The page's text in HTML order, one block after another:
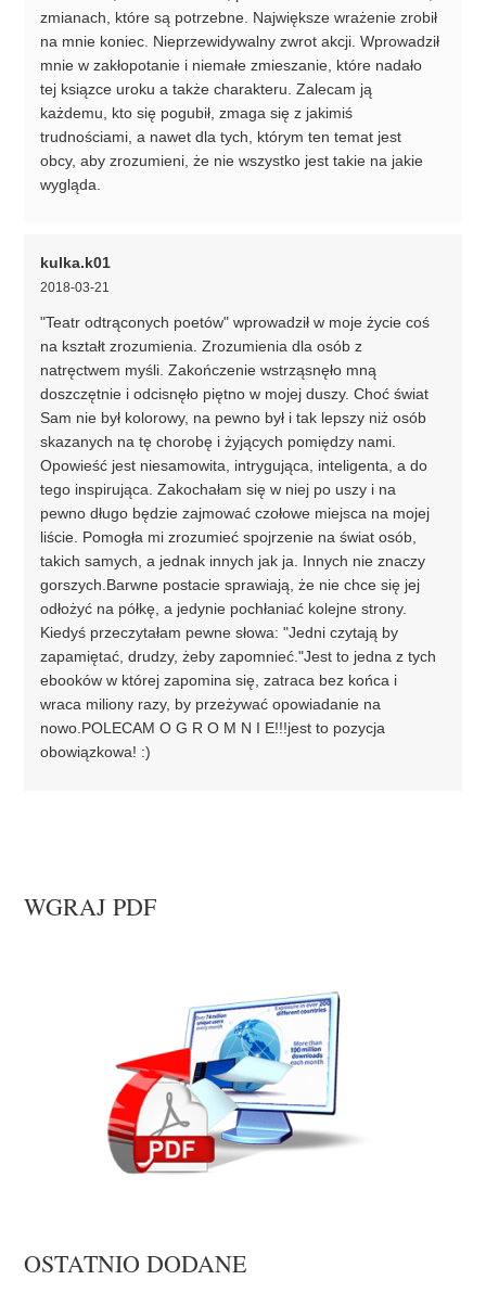
zmianach, które są potrzebne. Największe wrażenie zrobił
na mnie koniec. Nieprzewidywalny zwrot akcji. Wprowadził
mnie w zakłopotanie i niemałe zmieszanie, które nadało
tej ksiązce uroku a także charakteru. Zalecam ją
każdemu, kto się pogubił, zmaga się z jakimiś
trudnościami, a nawet dla tych, którym ten temat jest
obcy, aby zrozumieni, że nie wszystko jest takie na jakie
wygląda.
kulka.k01
2018-03-21
"Teatr odtrąconych poetów" wprowadził w moje życie coś
na kształt zrozumienia. Zrozumienia dla osób z
natręctwem myśli. Zakończenie wstrząsnęło mną
doszczętnie i odcisnęło piętno w mojej duszy. Choć świat
Sam nie był kolorowy, na pewno był i tak lepszy niż osób
skazanych na tę chorobę i żyjących pomiędzy nami.
Opowieść jest niesamowita, intrygująca, inteligenta, a do
tego inspirująca. Zakochałam się w niej po uszy i na
pewno długo będzie zajmować czołowe miejsca na mojej
liście. Pomogła mi zrozumieć spojrzenie na świat osób,
takich samych, a jednak innych jak ja. Innych nie znaczy
gorszych.Barwne postacie sprawiają, że nie chce się jej
odłożyć na półkę, a jedynie pochłaniać kolejne strony.
Kiedyś przeczytałam pewne słowa: "Jedni czytają by
zapamiętać, drudzy, żeby zapomnieć."Jest to jedna z tych
ebooków w której zapomina się, zatraca bez końca i
wraca miliony razy, by przeżywać opowiadanie na
nowo.POLECAM O G R O M N I E!!!jest to pozycja
obowiązkowa! :)
WGRAJ PDF
OSTATNIO DODANE